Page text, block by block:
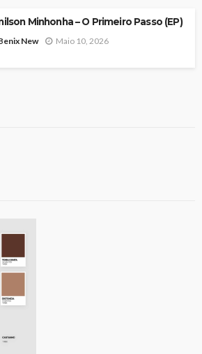
Minhonha – O Primeiro Passo (EP)
New Maio 10, 2026